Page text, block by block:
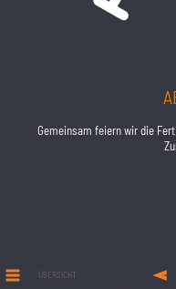
Gemeinsam feiern wir die
ÜBERSICHT